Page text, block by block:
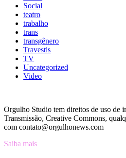
Social
teatro
trabalho
trans
transgênero
Travestis
TV
Uncategorized
Video
Orgulho Studio tem direitos de uso de
Transmissão, Creative Commons,
com contato@orgulhonews.com
Saiba mais